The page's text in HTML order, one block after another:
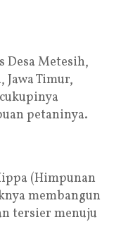
Desa Metesih,
Jawa Timur,
petaninya.
(Himpunan
membangun
tersier menuju